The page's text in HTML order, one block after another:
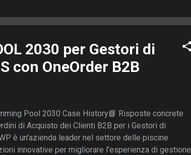
2030 per Gestori di
con OneOrder B2B
Pool 2030 Case History📘 Risposte concrete
di Acquisto dei Clienti B2B per i Gestori di
è un'azienda leader nel settore delle piscine
innovative per migliorare l'esperienza di gestione